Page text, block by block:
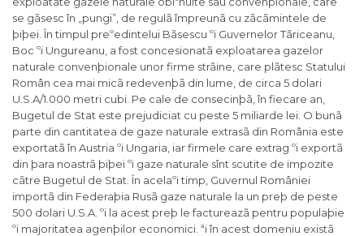
se gãsesc în „pungi”, de regulã împreunã cu zãcãmintele de
þiþei. În timpul preºedintelui Bãsescu ºi Guvernelor Tãriceanu,
Boc ºi Ungureanu, a fost concesionatã exploatarea gazelor
naturale convenþionale unor firme strãine, care plãtesc Statului
Român cea mai micã redevenþã din lume, de circa 5 dolari
U.S.A/1.000 metri cubi. Pe cale de consecinþã, în fiecare an,
Bugetul de Stat este prejudiciat cu peste 5 miliarde lei. O bunã
parte din cantitatea de gaze naturale extrasã din România este
exportatã în Austria ºi Ungaria, iar firmele care extrag ºi exportã
din þara noastrã þiþei ºi gaze naturale sînt scutite de impozite
cãtre Bugetul de Stat. În acelaºi timp, Guvernul României
importã din Federaþia Rusã gaze naturale la un preþ de peste
500 dolari U.S.A. ºi la acest preþ le factureazã pentru populaþie
ºi majoritatea agenþilor economici. ªi în acest domeniu existã